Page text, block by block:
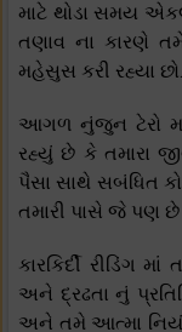
માટે થોડા સમય
તણાવ ના કારણે
મહેસુસ કરી રહ્યા છો.
આગળ નુંજુન ટેરો
રહ્યું છે કે તમારા
પૈસા સાથે સબંધિત
તમારી પાસે જે પણ છે
કારકિર્દી રીડિંગ
અને દ્રઢતા નું
અને તમે આત્મા